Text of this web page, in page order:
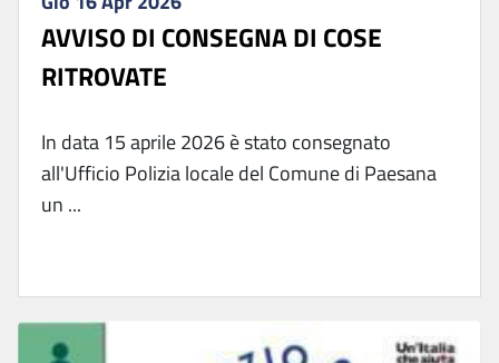
AVVISO DI CONSEGNA DI COSE
RITROVATE
In data 15 aprile 2026 è stato consegnato
all'Ufficio Polizia locale del Comune di Paesana
un ...